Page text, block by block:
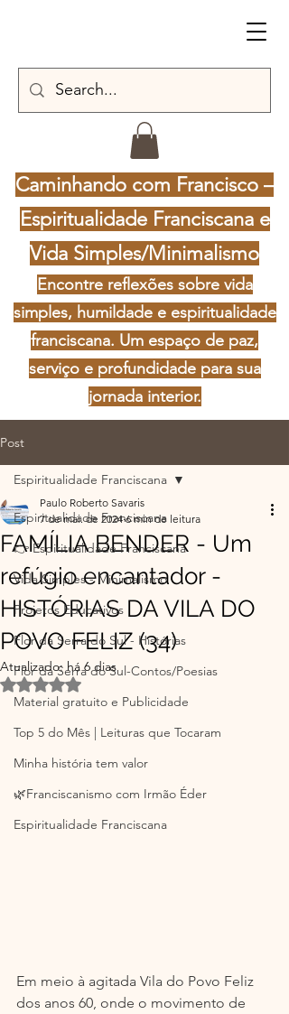
Caminhando com Francisco –
Espiritualidade Franciscana e
Vida Simples/Minimalismo
Encontre reflexões sobre vida
simples, humildade e espiritualidade
franciscana. Um espaço de paz,
serviço e profundidade para sua
jornada interior.
Post
Espiritualidade Franciscana
👉 Espiritualidade Franciscana
Vida Simples - Minimalismo
Projetos Educativos
Flor da Serra do Sul - Histórias
Flor da Serra do Sul-Contos/Poesias
Material gratuito e Publicidade
Top 5 do Mês | Leituras que Tocaram
Minha história tem valor
🌿Franciscanismo com Irmão Éder
Espiritualidade Franciscana
Espiritualidade Franciscana
FAMÍLIA BENDER - Um
refúgio encantador -
HISTÓRIAS DA VILA DO
POVO FELIZ (34)
Paulo Roberto Savaris
7 de mai. de 2024 6 min de leitura
Atualizado:há 6 dias
Avaliado com NaN de 5 estrelas.
Em meio à agitada Vila do Povo Feliz
dos anos 60, onde o movimento de